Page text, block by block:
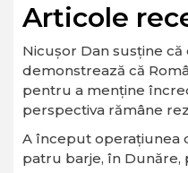
Articole
Nicușor Dan susține că
demonstrează că
pentru a menține
perspectiva rămâne
A început operaţiunea
patru barje, în